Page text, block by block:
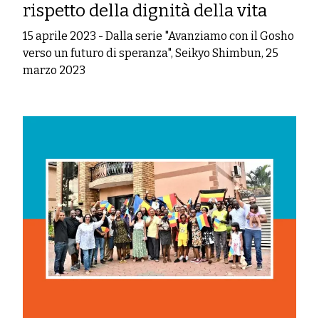
rispetto della dignità della vita
15 aprile 2023 - Dalla serie "Avanziamo con il Gosho
verso un futuro di speranza", Seikyo Shimbun, 25
marzo 2023